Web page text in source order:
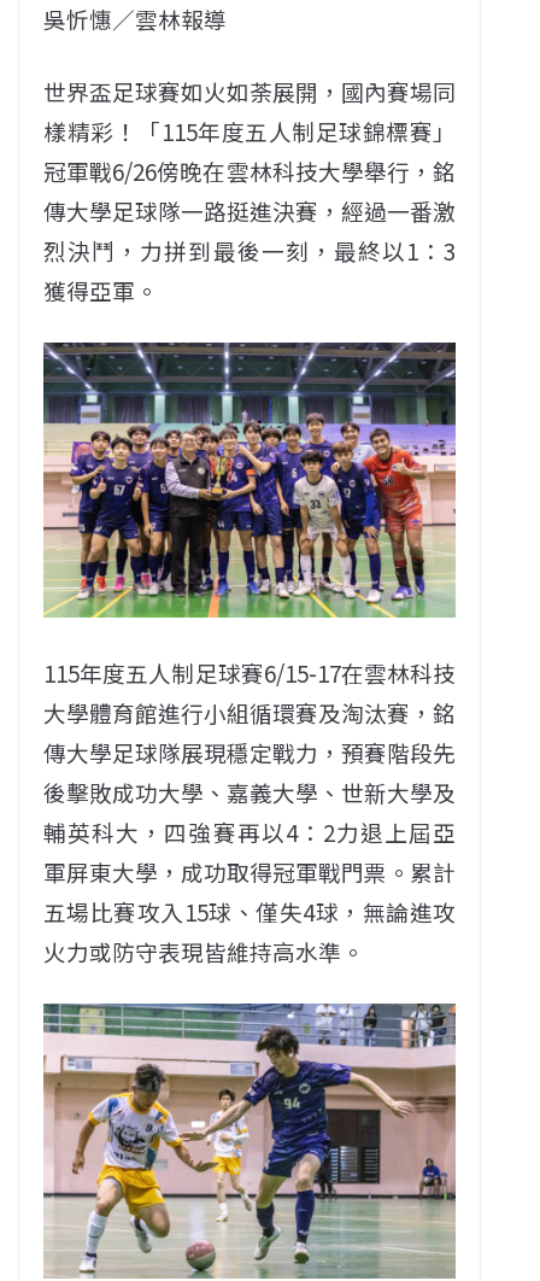
吳忻憓／雲林報導
世界盃足球賽如火如荼展開，國內賽場同
樣精彩！「115年度五人制足球錦標賽」
冠軍戰6/26傍晚在雲林科技大學舉行，銘
傳大學足球隊一路挺進決賽，經過一番激
烈決鬥，力拼到最後一刻，最終以1：3
獲得亞軍。
115年度五人制足球賽6/15-17在雲林科技
大學體育館進行小組循環賽及淘汰賽，銘
傳大學足球隊展現穩定戰力，預賽階段先
後擊敗成功大學、嘉義大學、世新大學及
輔英科大，四強賽再以4：2力退上屆亞
軍屏東大學，成功取得冠軍戰門票。累計
五場比賽攻入15球、僅失4球，無論進攻
火力或防守表現皆維持高水準。